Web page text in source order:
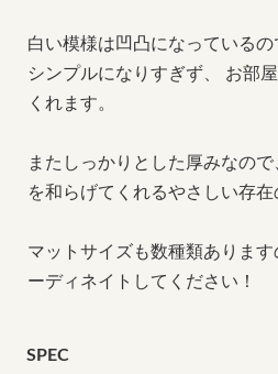
白い模様は凹凸になっている
シンプルになりすぎず、 お部
くれます。
またしっかりとした厚みなの
を和らげてくれるやさしい存在
マットサイズも数種類ありま
ーディネイトしてください！
SPEC